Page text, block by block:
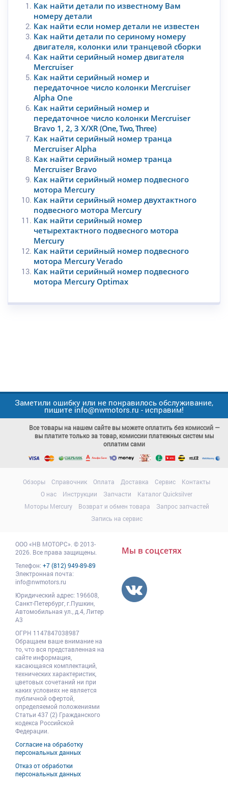
Как найти детали по известному Вам
номеру детали
Как найти если номер детали не известен
Как найти детали по сериному номеру
двигателя, колонки или транцевой сборки
Как найти серийный номер двигателя
Mercruiser
Как найти серийный номер и
передаточное число колонки Mercruiser
Alpha One
Как найти серийный номер и
передаточное число колонки Mercruiser
Bravo 1, 2, 3 X/XR(One, Two, Three)
Как найти серийный номер транца
Mercruiser Alpha
Как найти серийный номер транца
Mercruiser Bravo
Как найти серийный номер подвесного
мотора Mercury
Как найти серийный номер двухтактного
подвесного мотора Mercury
Как найти серийный номер
четырехтактного подвесного мотора
Mercury
Как найти серийный номер подвесного
мотора Mercury Verado
Как найти серийный номер подвесного
мотора Mercury Optimax
Заметили ошибку или не понравилось обслуживание,
пишите info@nwmotors.ru - исправим!
Все товары на нашем сайте вы можете оплатить без комиссий —
вы платите только за товар, комиссии платежных систем мы
оплатим сами
Обзоры Справочник Оплата Доставка Сервис
Контакты
О нас
Инструкции Запчасти
Каталог Quicksilver
Моторы Mercury
Возврат и обмен товара
Запрос запчастей
Запись на сервис
ООО«НВ МОТОРС» © 2013-
2026. Все права защищены.
Телефон: +7 (812) 949-89-89
Электронная почта:
info@nwmotors.ru
Юридический адрес: 196608
Санкт-Петербург, г.Пушкин
Автомобильная ул., д.4, Литер
А3
ОГРН 1147847038987
Обращаем ваше внимание на
то, что вся представленная на
сайте информация,
касающаяся комплектаций,
технических характеристик,
цветовых сочетаний ни при
каких условиях не является
публичной офертой,
определяемой положениями
Статьи 437 (2) Гражданского
кодекса Российской
Федерации.
Согласие на обработку
персональных данных
Отказ от обработки
персональных данных
Мы в соцсетях